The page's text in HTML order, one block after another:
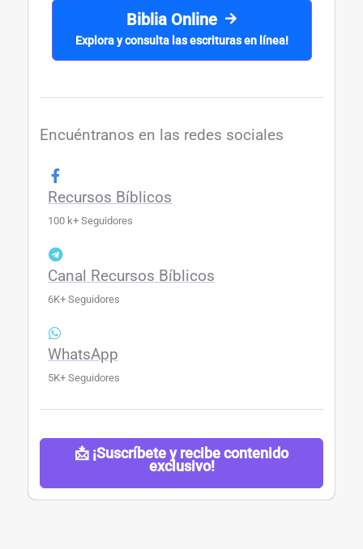
Biblia Online
Explora y consulta las escrituras en línea!
Encuéntranos en las redes sociales
Recursos Bíblicos
100 k+ Seguidores
Canal Recursos Bíblicos
6K+ Seguidores
WhatsApp
5K+ Seguidores
📩 ¡Suscríbete y recibe contenido
exclusivo!